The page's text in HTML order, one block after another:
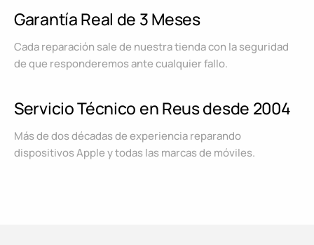
Garantía Real de 3 Meses
Cada reparación sale de nuestra tienda con la seguridad
de que responderemos ante cualquier fallo.
Servicio Técnico en Reus desde 2004
Más de dos décadas de experiencia reparando
dispositivos Apple y todas las marcas de móviles.